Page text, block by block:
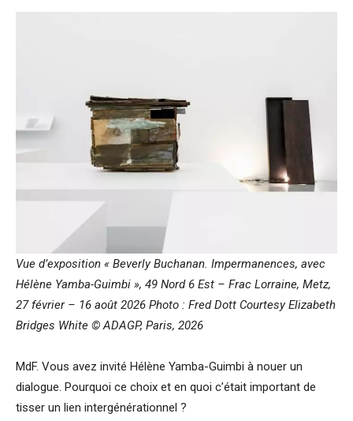
Vue d’exposition « Beverly Buchanan. Impermanences, avec
Hélène Yamba-Guimbi », 49 Nord 6 Est – Frac Lorraine, Metz,
27 février – 16 août 2026 Photo : Fred Dott Courtesy Elizabeth
Bridges White © ADAGP, Paris, 2026
MdF. Vous avez invité Hélène Yamba-Guimbi à nouer un
dialogue. Pourquoi ce choix et en quoi c’était important de
tisser un lien intergénérationnel ?